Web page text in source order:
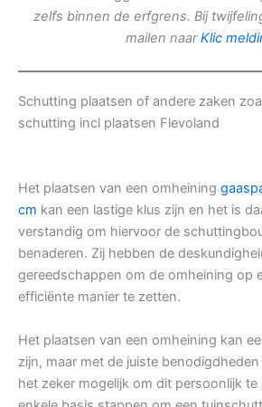
zelfs binnen de erfgrens. Bij
mailen naarKlic
Schutting plaatsen of andere zaken
schutting incl plaatsen Flevoland
Het plaatsen van een omheining
cm kan een lastige klus zijn en het is
verstandig om hiervoor de
benaderen. Zij hebben de
gereedschappen om de omheining op
efficiënte manier te zetten.
Het plaatsen van een omheining kan
zijn, maar met de juiste
het zeker mogelijk om dit persoonlijk